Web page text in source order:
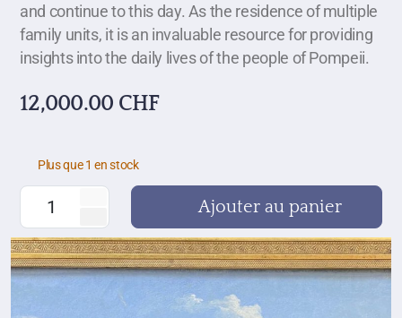
and continue to this day. As the residence of multiple
family units, it is an invaluable resource for providing
insights into the daily lives of the people of Pompeii.
12,000.00 CHF
Plus que 1 en stock
Ajouter au panier